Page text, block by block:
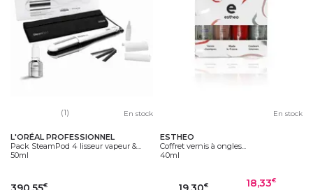
(1) En stock
L'ORÉAL PROFESSIONNEL
Pack SteamPod 4 lisseur vapeur &...
50ml
€
En stock
ESTHEO
Coffret vernis à ongles...
40ml
€ 18,33€